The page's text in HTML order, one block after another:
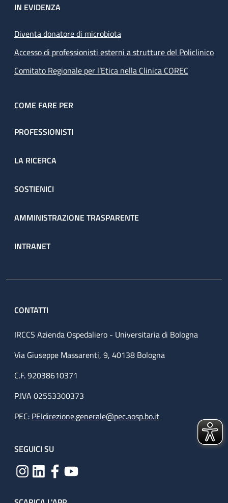
IN EVIDENZA
Diventa donatore di microbiota
Accesso di professionisti esterni a strutture del Policlinico
Comitato Regionale per l’Etica nella Clinica COREC
COME FARE PER
PROFESSIONISTI
LA RICERCA
SOSTIENICI
AMMINISTRAZIONE TRASPARENTE
INTRANET
CONTATTI
IRCCS Azienda Ospedaliero - Universitaria di Bologna
Via Giuseppe Massarenti, 9, 40138 Bologna
C.F. 92038610371
P.IVA 02553300373
PEC: PEIdirezione.generale@pec.aosp.bo.it
SEGUICI SU